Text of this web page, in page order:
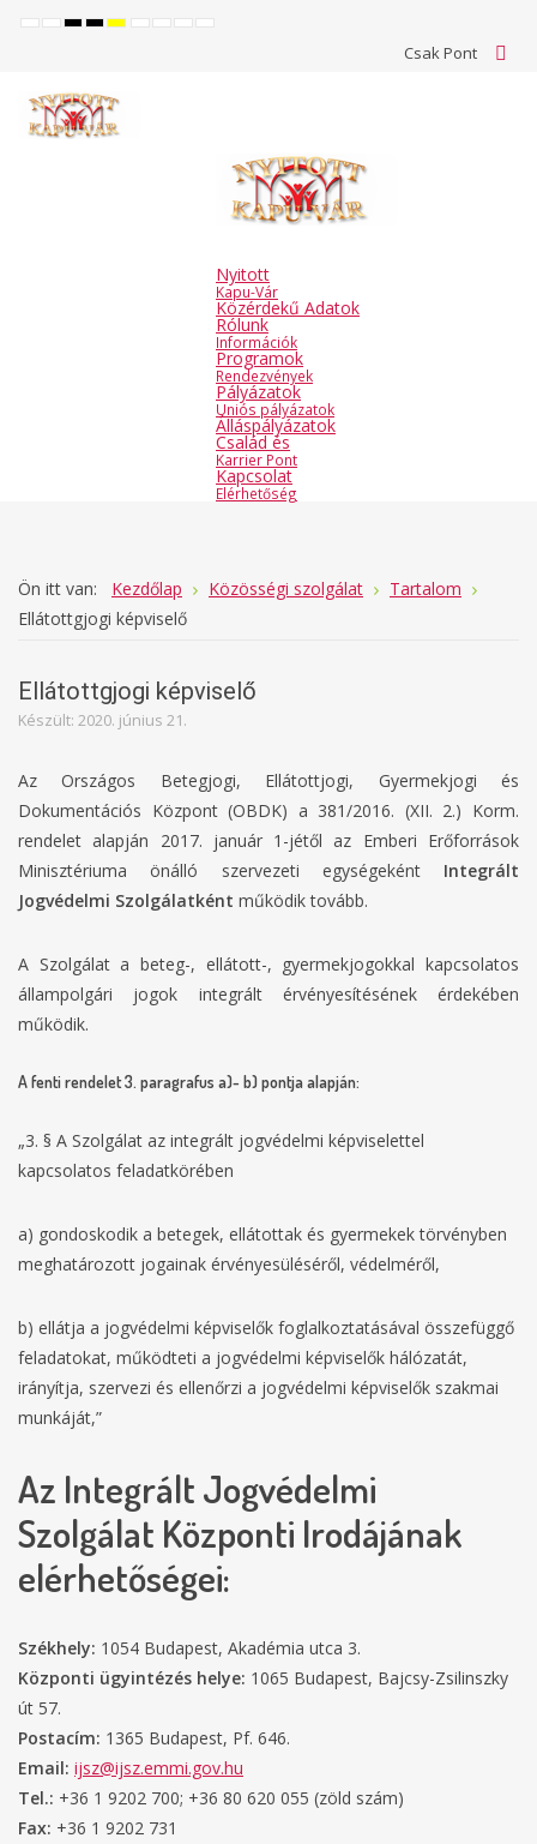
Default
NightHighHighHighSetSetMake
Set
Csak Pont
Nyitott
Kapu-Vár
Közérdekű Adatok
Rólunk
Információk
Programok
Rendezvények
Pályázatok
Uniós pályázatok
Álláspályázatok
Család és
Karrier Pont
Kapcsolat
Elérhetőség
Ön itt van: Kezdőlap Közösségi szolgálat
Tartalom
Ellátottgjogi képviselő
Ellátottgjogi képviselő
Készült: 2020. június 21.
Az Országos Betegjogi, Ellátottjogi, Gyermekjogi és
Dokumentációs Központ (OBDK) a 381/2016. (XII. 2.) Korm.
rendelet alapján 2017. január 1-jétől az Emberi Erőforrások
Minisztériuma önálló szervezeti egységeként Integrált
Jogvédelmi Szolgálatként működik tovább.
A Szolgálat a beteg-, ellátott-, gyermekjogokkal kapcsolatos
állampolgári jogok integrált érvényesítésének érdekében
működik.
A fenti rendelet 3. paragrafus a)- b) pontja alapján:
„3. § A Szolgálat az integrált jogvédelmi képviselettel
kapcsolatos feladatkörében
a) gondoskodik a betegek, ellátottak és gyermekek törvényben
meghatározott jogainak érvényesüléséről, védelméről,
b) ellátja a jogvédelmi képviselők foglalkoztatásával összefüggő
feladatokat, működteti a jogvédelmi képviselők hálózatát,
irányítja, szervezi és ellenőrzi a jogvédelmi képviselők szakmai
munkáját,”
Az Integrált Jogvédelmi
Szolgálat Központi Irodájának
elérhetőségei:
Székhely: 1054 Budapest, Akadémia utca 3.
Központi ügyintézés helye: 1065 Budapest, Bajcsy-Zsilinszky
út 57.
Postacím: 1365 Budapest, Pf. 646.
Email: ijsz@ijsz.emmi.gov.hu
Tel.: +36 1 9202 700; +36 80 620 055 (zöld szám)
Fax: +36 1 9202 731